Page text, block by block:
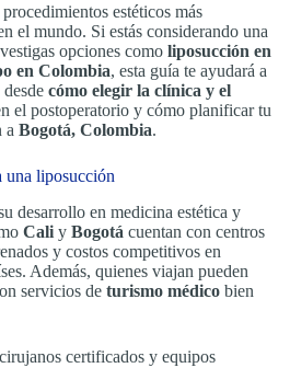
estéticos más
el mundo. Si estás considerando una
opciones como liposucción en
en Colombia, esta guía te ayudará a
cómo elegir la clínica y el
el postoperatorio y cómo planificar tu
a Bogotá, Colombia.
una liposucción
desarrollo en medicina estética y
Cali y Bogotá cuentan con centros
y costos competitivos en
Además, quienes viajan pueden
servicios de turismo médico bien
cirujanos certificados y equipos